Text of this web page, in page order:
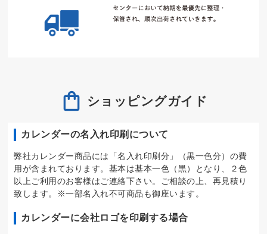
ショッピングガイド
カレンダーの名入れ印刷について
弊社カレンダー商品には「名入れ印刷分」（黒一色分）の費
用が含まれております。基本は基本一色（黒）となり、２色
以上ご利用のお客様はご連絡下さい。ご相談の上、再見積り
致します。※一部名入れ不可商品も御座います。
カレンダーに会社ロゴを印刷する場合